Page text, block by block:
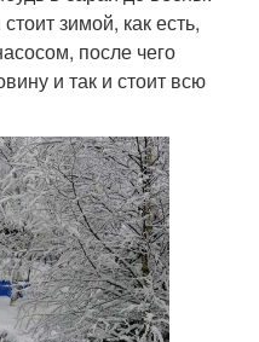
зимой, как есть,
после чего
и так и стоит всю